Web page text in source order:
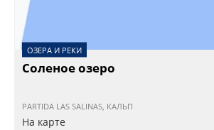
ОЗЕРА И РЕКИ
Соленое озеро
PARTIDA LAS SALINAS, КАЛЬП
На карте